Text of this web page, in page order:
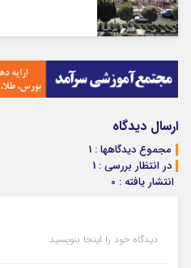
ارسال دیدگاه
مجموع دیدگاهها : 1
در انتظار بررسی : 1
انتشار یافته : 0
دیدگاه خود را اینجا بنویسید